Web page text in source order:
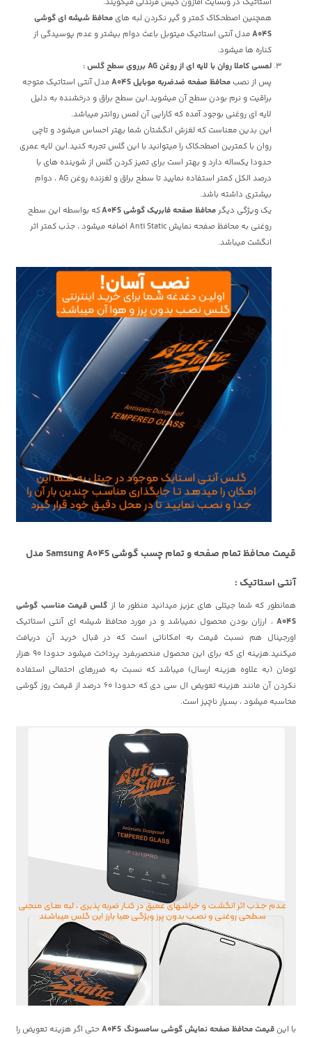
همچنین اصطحکاک کمتر و گیر نکردن لبه هایمحافظ شیشه ای گوشی
A04Sمدل آنتی استاتیک میتوبل باعث دوام بیشتر و عدم پوسیدگی از
کناره ها میشود.
لمسی کاملا روان با لایه ای از روغن AG برروی سطح گلس
:
پس از نصبمحافظ صفحه ضدضربه موبایل A04S
مدل آنتی استاتیک متوجه
براقیت و نرم بودن سطح آن میشوید.این سطح براق و درخشنده به دلیل
لایه ای روغنی بوجود آمده که کارایی آن لمس روانتر میباشد.
این بدین معناست که لغزش انگشتان شما بهتر احساس میشود و تاچی
روان با کمترین اصطحکاک را میتوانید با این گلس تجربه کنید.این لایه عمری
حدودا یکساله دارد و بهتر است برای تمیز کردن گلس از شوینده های با
درصد الکل کمتر استفاده نمایید تا سطح براق و لغزنده روغن AG ، دوام
بیشتری داشته باشد.
یک ویژگی دیگرمحافظ صفحه فابریک گوشی A04S
که بواسطه این سطح
روغنی به محافظ صفحه نمایش Anti Static اضافه میشود ، جذب کمتر اثر
انگشت میباشد.
قیمت محافظ تمام صفحه و تمام چسب گوشی Samsung A04S مدل
آنتی استاتیک :
همانطور که شما جیتلی های عزیز میدانید منظور ما از گلس قیمت مناسب گوشی
A04S ، ارزان بودن محصول نمیباشد و در مورد محافظ شیشه ای آنتی استاتیک
اورجینال هم نسبت قیمت به امکاناتی است که در قبال خرید آن دریافت
میکنید.هزینه ای که برای این محصول منحصربفرد پرداخت میشود حدودا 90 هزار
تومان (به علاوه هزینه ارسال) میباشد که نسبت به ضررهای احتمالی استفاده
نکردن آن مانند هزینه تعویض ال سی دی که حدودا 60 درصد از قیمت روز گوشی
محاسبه میشود ، بسیار ناچیز است.
با اینقیمت محافظ صفحه نمایش گوشی سامسونگ A04S
حتی اگر هزینه تعویض را